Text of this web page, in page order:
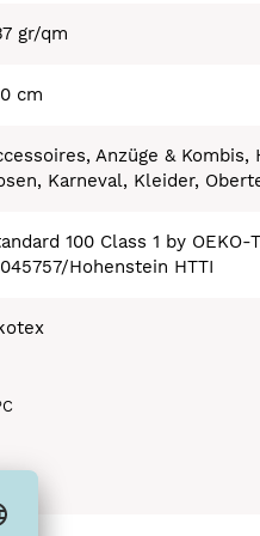
gr/qm
cm
Anzüge & Kombis,
Karneval, Kleider,
100 Class 1 by
Hohenstein HTTI